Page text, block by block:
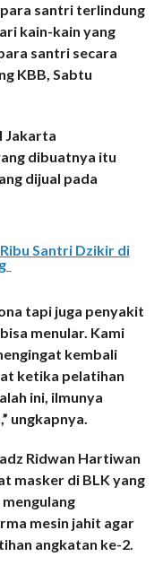
santri terlindung
kain-kain yang
santri secara
KBB, Sabtu
Jakarta
dibuatnya itu
dijual pada
Santri Dzikir di
tapi juga penyakit
menular. Kami
kembali
ketika pelatihan
ini, ilmunya
ungkapnya.
Ridwan Hartiwan
masker di BLK yang
mesin jahit agar
angkatan ke-2.